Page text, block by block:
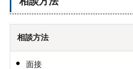
相談方法
面接